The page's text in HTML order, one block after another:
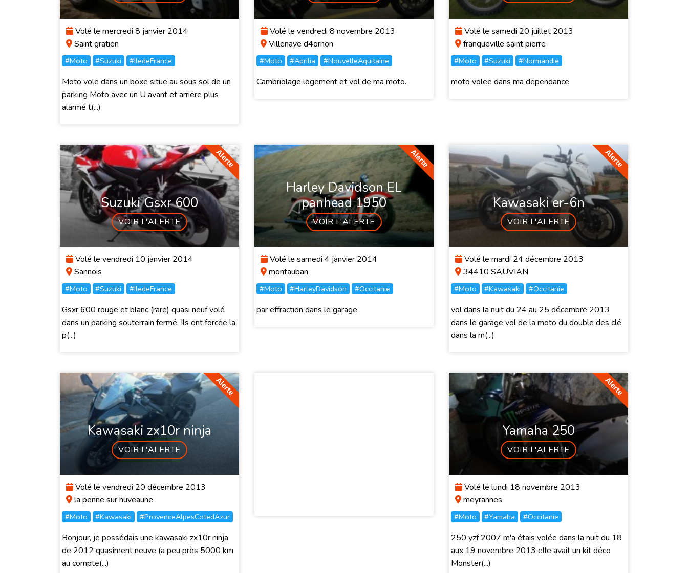
Volé le mercredi 8 janvier 2014
Saint gratien
#Moto #Suzuki #IledeFrance
Moto vole dans un boxe situe au sous sol de un
parking Moto avec un U avant et arriere plus
alarmé t(...)
Volé le vendredi 8 novembre 2013
Villenave d4ornon
#Moto #Aprilia #NouvelleAquitaine
Cambriolage logement et vol de ma moto.
Volé le samedi 20 juillet 2013
franqueville saint pierre
#Moto #Suzuki #Normandie
moto volee dans ma dependance
Suzuki Gsxr 600
VOIR L'ALERTE
Volé le vendredi 10 janvier 2014
Sannois
#Moto #Suzuki #IledeFrance
Gsxr 600 rouge et blanc (rare) quasi neuf volé
dans un parking souterrain fermé. Ils ont forcée la
p(...)
Harley Davidson EL
panhead 1950
VOIR L'ALERTE
Volé le samedi 4 janvier 2014
montauban
#Moto #HarleyDavidson #Occitanie
par effraction dans le garage
Kawasaki er-6n
VOIR L'ALERTE
Volé le mardi 24 décembre 2013
34410 SAUVIAN
#Moto #Kawasaki #Occitanie
vol dans la nuit du 24 au 25 décembre 2013
dans le garage vol de la moto du double des clé
dans la m(...)
Kawasaki zx10r ninja
VOIR L'ALERTE
Volé le vendredi 20 décembre 2013
la penne sur huveaune
#Moto #Kawasaki #ProvenceAlpesCotedAzur
Bonjour, je possédais une kawasaki zx10r ninja
de 2012 quasiment neuve (a peu près 5000 km
au compte(...)
Yamaha 250
VOIR L'ALERTE
Volé le lundi 18 novembre 2013
meyrannes
#Moto #Yamaha #Occitanie
250 yzf 2007 m'a étais volée dans la nuit du 18
aux 19 novembre 2013 elle avait un kit déco
Monster(...)